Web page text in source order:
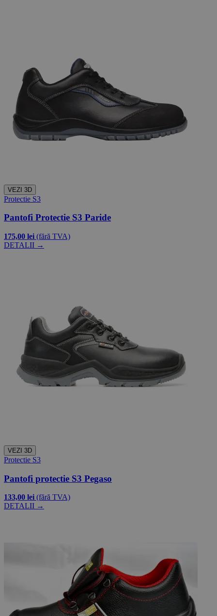
VEZI 3D
Protectie S3
Pantofi Protectie S3 Paride
175,00 lei (fără TVA)
DETALII →
VEZI 3D
Protectie S3
Pantofi protectie S3 Pegaso
133,00 lei (fără TVA)
DETALII →